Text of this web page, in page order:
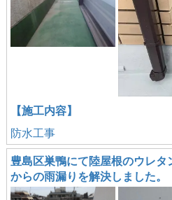
【施工内容】
防水工事
豊島区巣鴨にて陸屋根のウレタ
からの雨漏りを解決しました。